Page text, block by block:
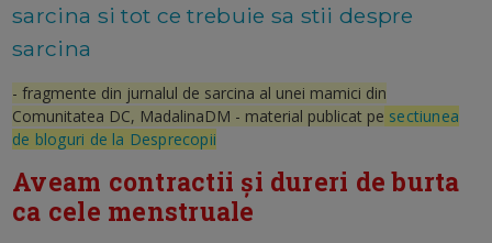
sarcina si tot ce trebuie sa stii despre
sarcina
- fragmente din jurnalul de sarcina al unei mamici din
Comunitatea DC, MadalinaDM - material publicat pe sectiunea
de bloguri de la Desprecopii
Aveam contractii și dureri de burta
ca cele menstruale